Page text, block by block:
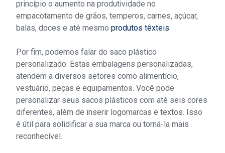
princípio o aumento na produtividade no
empacotamento de grãos, temperos, carnes, açúcar,
balas, doces e até mesmoprodutos têxteis.
Por fim, podemos falar do saco plástico
personalizado. Estas embalagens personalizadas,
atendem a diversos setores como alimentício,
vestuário, peças e equipamentos. Você pode
personalizar seus sacos plásticos com até seis cores
diferentes, além de inserir logomarcas e textos. Isso
é útil para solidificar a sua marca ou torná-la mais
reconhecível.